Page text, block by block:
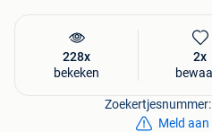
228x
bekeken
2x
Meld